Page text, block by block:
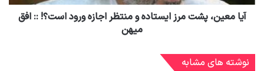
آیا معین، پشت مرز ایستاده و منتظر اجازه ورود است؟! :: افق
میهن
نوشته های مشابه